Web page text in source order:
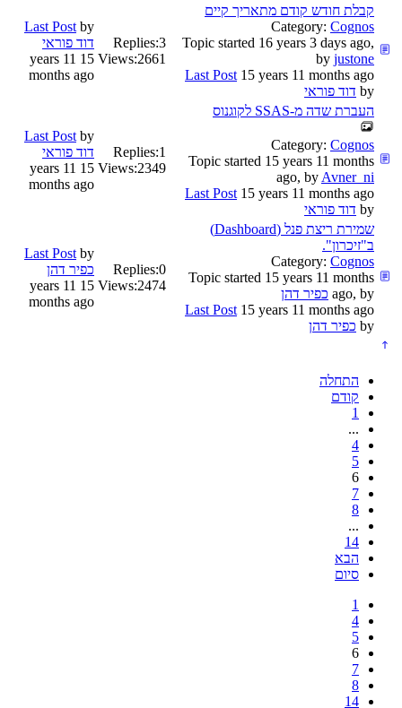
קבלת חודש קודם מתאריך קיים
Category: Cognos
Topic started 16 years 3 days ago,
by justone
Last Post 15 years 11 months ago
by דוד פוראי
Replies:3
Views:2661
Last Post by
דוד פוראי
15 years 11
months ago
העברת שדה מ-SSAS לקוגנוס
Category: Cognos
Topic started 15 years 11 months
ago, by Avner_ni
Last Post 15 years 11 months ago
by דוד פוראי
Replies:1
Views:2349
Last Post by
דוד פוראי
15 years 11
months ago
שמירת ריצת פנל (Dashboard)
ב"זיכרון".
Category: Cognos
Topic started 15 years 11 months
ago, by כפיר דהן
Last Post 15 years 11 months ago
by כפיר דהן
Replies:0
Views:2474
Last Post by
כפיר דהן
15 years 11
months ago
התחלה
קודם
1
...
4
5
6
7
8
...
14
הבא
סיום
1
4
5
6
7
8
14